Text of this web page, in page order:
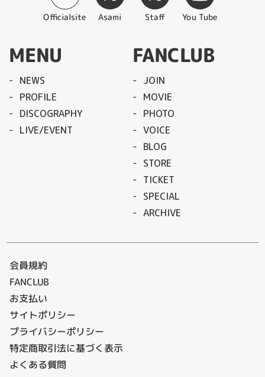
Officialsite Asami Staff You Tube
MENU
NEWS
PROFILE
DISCOGRAPHY
LIVE/EVENT
FANCLUB
JOIN
MOVIE
PHOTO
VOICE
BLOG
STORE
TICKET
SPECIAL
ARCHIVE
会員規約
FANCLUB
お支払い
サイトポリシー
プライバシーポリシー
特定商取引法に基づく表示
よくある質問